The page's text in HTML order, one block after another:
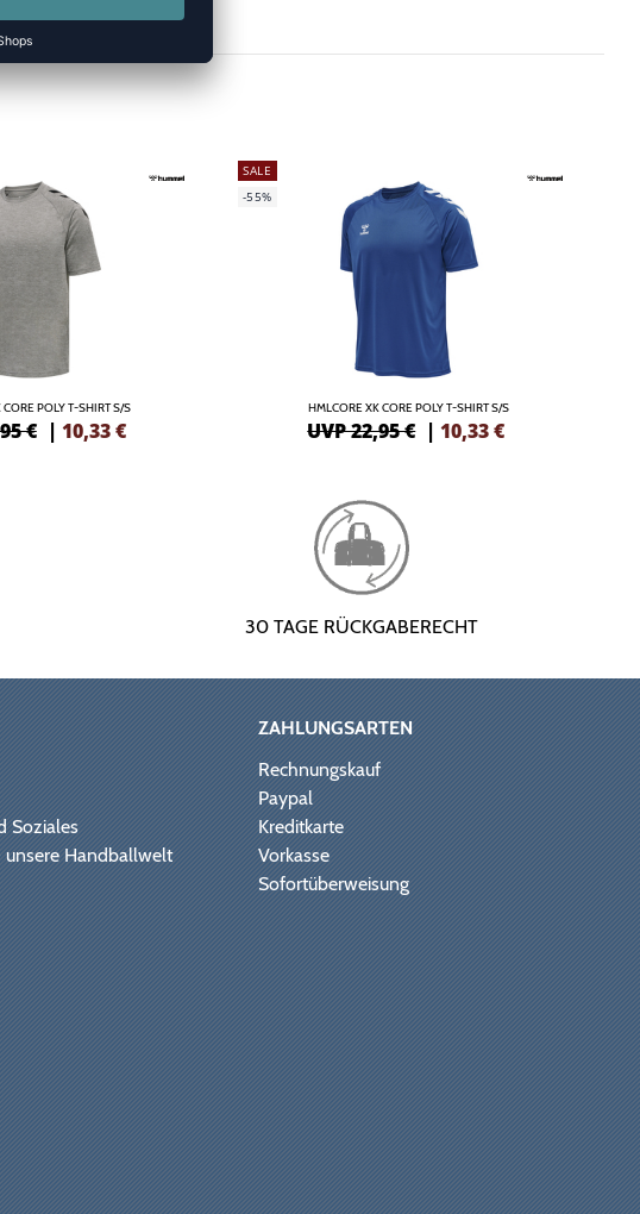
POLY T-SHIRT S/S
€ | 10,33€
SALE
-55%
HMLCORE XK CORE POLY T-SHIRT S/S
UVP 22,95 € |10,33€
30 TAGE RÜCKGABERECHT
Soziales
Handballwelt
ZAHLUNGSARTEN
Rechnungskauf
Paypal
Kreditkarte
Vorkasse
Sofortüberweisung